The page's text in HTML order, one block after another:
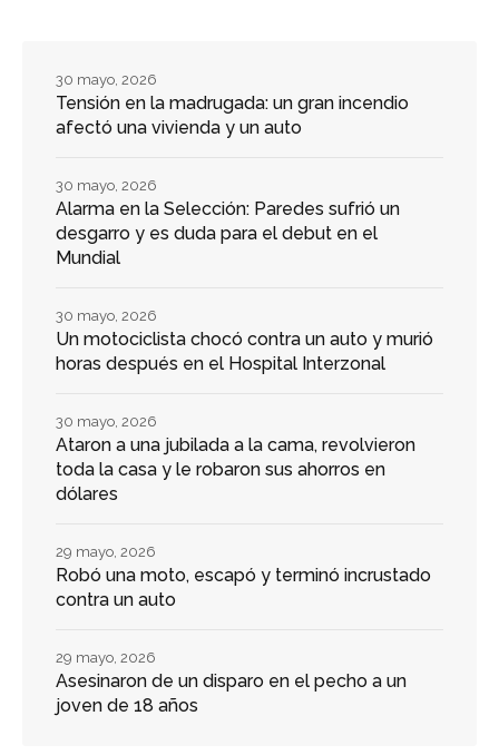
Tensión en la madrugada: un gran incendio
afectó una vivienda y un auto
30 mayo, 2026
Alarma en la Selección: Paredes sufrió un
desgarro y es duda para el debut en el
Mundial
30 mayo, 2026
Un motociclista chocó contra un auto y murió
horas después en el Hospital Interzonal
30 mayo, 2026
Ataron a una jubilada a la cama, revolvieron
toda la casa y le robaron sus ahorros en
dólares
30 mayo, 2026
Robó una moto, escapó y terminó incrustado
contra un auto
29 mayo, 2026
Asesinaron de un disparo en el pecho a un
joven de 18 años
29 mayo, 2026